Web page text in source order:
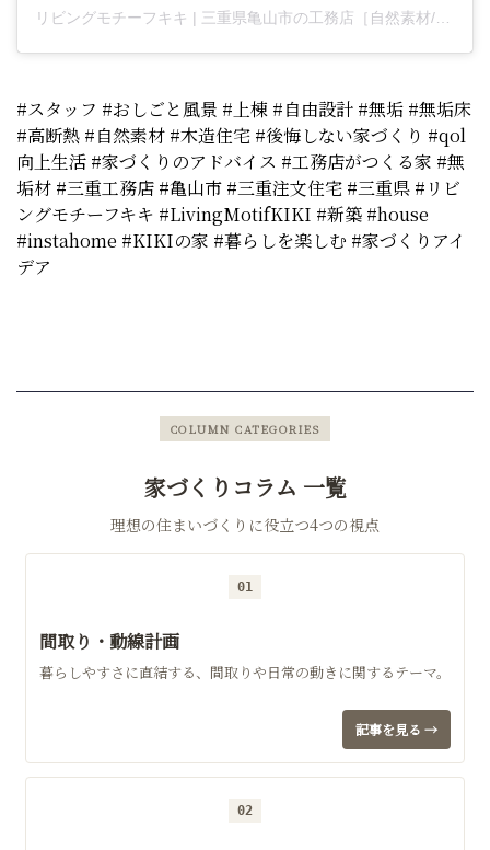
#スタッフ #おしごと風景 #上棟 #自由設計 #無垢 #無垢床
#高断熱 #自然素材 #木造住宅 #後悔しない家づくり #qol
向上生活 #家づくりのアドバイス #工務店がつくる家 #無
垢材 #三重工務店 #亀山市 #三重注文住宅 #三重県 #リビ
ングモチーフキキ #LivingMotifKIKI #新築 #house
#instahome #KIKIの家 #暮らしを楽しむ #家づくりアイ
デア
COLUMN CATEGORIES
家づくりコラム 一覧
理想の住まいづくりに役立つ4つの視点
01
間取り・動線計画
暮らしやすさに直結する、間取りや日常の動きに関するテーマ。
記事を見る →
02